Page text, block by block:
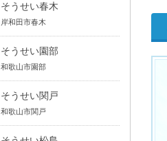
そうせい春木
岸和田市春木
そうせい園部
和歌山市園部
そうせい関戸
和歌山市関戸